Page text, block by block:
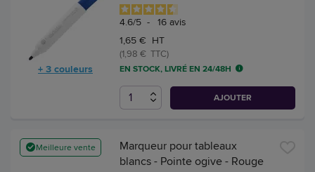
+ 3 couleurs
4.6/5 - 16 avis
1,65 € HT
(1,98 € TTC)
EN STOCK, LIVRÉ EN 24/48H
AJOUTER
Meilleure vente
Marqueur pour tableaux
blancs - Pointe ogive - Rouge